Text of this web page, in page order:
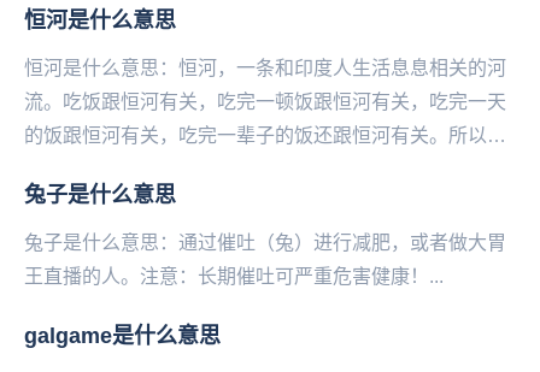
恒河是什么意思
恒河是什么意思：恒河，一条和印度人生活息息相关的河
流。吃饭跟恒河有关，吃完一顿饭跟恒河有关，吃完一天
的饭跟恒河有关，吃完一辈子的饭还跟恒河有关。所以有
兔子是什么意思
兔子是什么意思：通过催吐（兔）进行减肥，或者做大胃
王直播的人。注意：长期催吐可严重危害健康！...
galgame是什么意思